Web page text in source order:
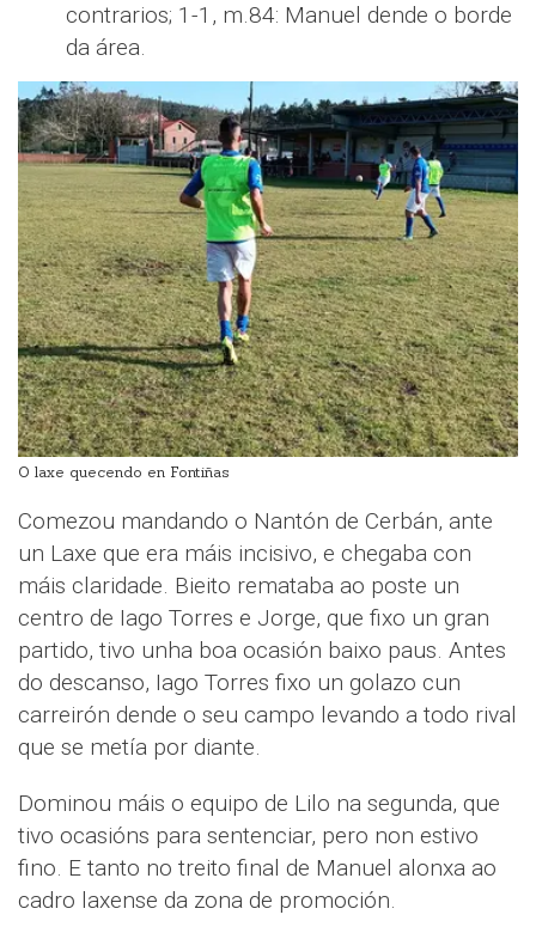
contrarios; 1-1, m.84: Manuel dende o borde
da área.
O laxe quecendo en Fontiñas
Comezou mandando o Nantón de Cerbán, ante
un Laxe que era máis incisivo, e chegaba con
máis claridade. Bieito remataba ao poste un
centro de Iago Torres e Jorge, que fixo un gran
partido, tivo unha boa ocasión baixo paus. Antes
do descanso, Iago Torres fixo un golazo cun
carreirón dende o seu campo levando a todo rival
que se metía por diante.
Dominou máis o equipo de Lilo na segunda, que
tivo ocasións para sentenciar, pero non estivo
fino. E tanto no treito final de Manuel alonxa ao
cadro laxense da zona de promoción.